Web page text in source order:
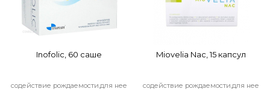
Inofolic, 60 саше
содействие рождаемости,для нее
Miovelia Nac, 15 капсул
содействие рождаемости,для нее